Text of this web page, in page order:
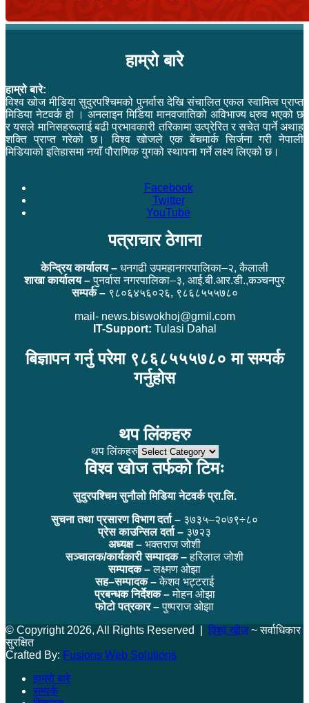
हाम्रो बारे
हाम्रो बारे:
विश्व खोज मीडिया सुदुरपश्चिमको पुनर्वास देखि संचालित एकल स्वामित्व प्राप्त
मिडिया नेटवर्क हो । अनलाइन मिडिया मानवजातिको अविभाज्य ध्रुव भएको छ
र यसले मानिसहरूलाई बढी प्रभावकारी तरिकामा उत्प्रेरित र सचेत पार्ने अथाह
शक्ति प्राप्त गरेको छ। विश्व खोजले एक बेंचमार्क सिर्जना गरी नेपाली
मिडियाको इतिहासमा नयाँ पौराणिक युगको स्थापना गर्ने लक्ष्य लिएको छ।
Facebook
Twitter
YouTube
पत्राचार ठेगाना
केन्द्रिय कार्यालय – धनगढी उपमहानगरपालिका–२, कैलाली
शाखा कार्यालय –पुनर्वास नगरपालिका–३, आई.बी.आर.डी.,कञ्चनपुर
सम्पर्क –९८०६४५६०२६, ९८६८५५५७८०
mail- news.biswokhoj@gmil.com
IT-Support: Tulasi Dahal
बिज्ञापन गर्नु परेमा ९८६८५५५७८० मा सम्पर्क
गर्नुहोस
थप लिंकहरु
थप लिंकहरु
विश्व खोज तर्फको टिमः
सुदुरपश्चिम सुनौलो मिडिया नेटवर्क प्रा.लि.
सुचना तथा प्रसारण विभाग दर्ता – ३७३५–२०७९÷८०
प्रेस काउन्सिल दर्ता – ३७२३
अध्यक्ष – भक्तराज जोशी
सञ्चालक/कार्यकारी सम्पादक –हरिलाल जोशी
सम्पादक –लक्ष्मण ओझा
सह–सम्पादक –केशव भट्टराई
प्रबन्धक निर्देशक –मोहन ओझा
फोटो पत्रकार –पुष्पराज ओझा
© Copyright 2026, All Rights Reserved | विश्व खोज~ सर्वाधिकार
सुरक्षित
Crafted By: Fusions Web Solutions
हाम्रो बारे
सम्पर्क